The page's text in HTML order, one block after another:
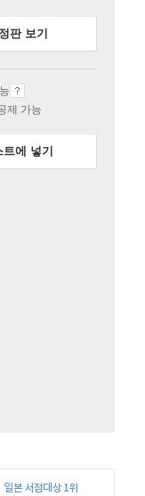
판 보기
제 가능
트에 넣기